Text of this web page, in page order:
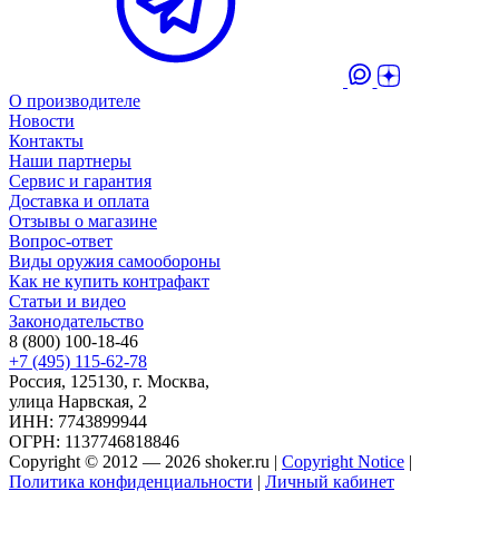
О производителе
Новости
Контакты
Наши партнеры
Сервис и гарантия
Доставка и оплата
Отзывы о магазине
Вопрос-ответ
Виды оружия самообороны
Как не купить контрафакт
Статьи и видео
Законодательство
8 (800) 100-18-46
+7 (495) 115-62-78
Россия, 125130, г. Москва,
улица Нарвская, 2
ИНН: 7743899944
ОГРН: 1137746818846
Copyright © 2012 — 2026 shoker.ru | Copyright Notice |
Политика конфиденциальности | Личный кабинет